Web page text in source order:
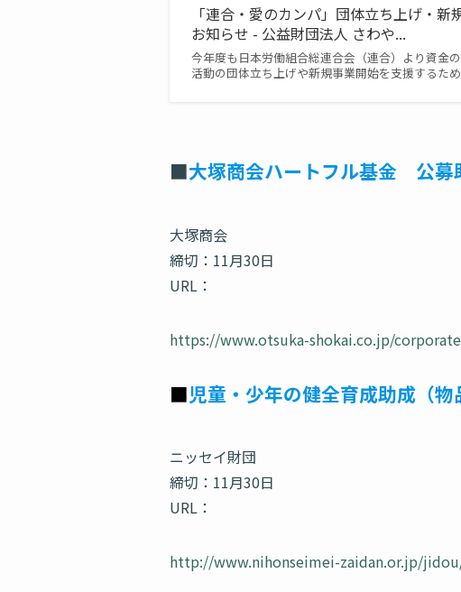
「連合・愛のカンパ」団体立ち上げ・
お知らせ - 公益財団法人 さわや...
今年度も日本労働組合総連合会（連合）より資金
活動の団体立ち上げや新規事業開始を支援するた
■大塚商会ハートフル基金 公募
大塚商会
締切：11月30日
URL：
https://www.otsuka-shokai.co.jp/
■児童・少年の健全育成助成（物
ニッセイ財団
締切：11月30日
URL：
http://www.nihonseimei-zaidan.or.jp/